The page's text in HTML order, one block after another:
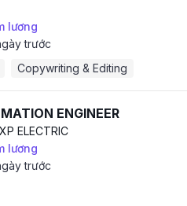
lương
trước
Copywriting & Editing
ENGINEER
ELECTRIC
lương
trước